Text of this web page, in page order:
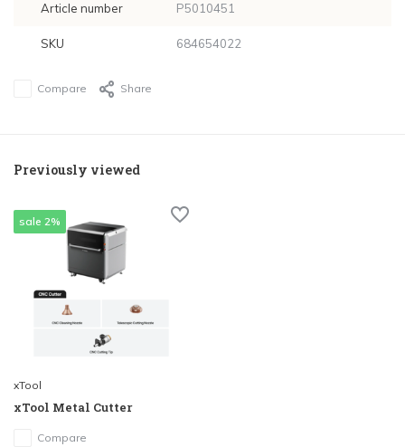
Article number P5010451
SKU 684654022
Compare Share
Previously viewed
sale 2%
xTool
xTool Metal Cutter
Compare